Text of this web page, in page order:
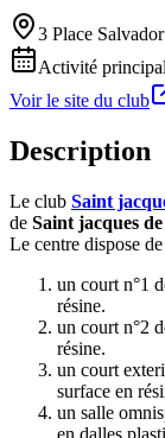
3 Place
Activité
Voir le site du club
Description
Le club Saint
de Saint jacques
Le centre dispose
un court n°1
résine.
un court n°2
résine.
un court
surface en
un salle
en dalles